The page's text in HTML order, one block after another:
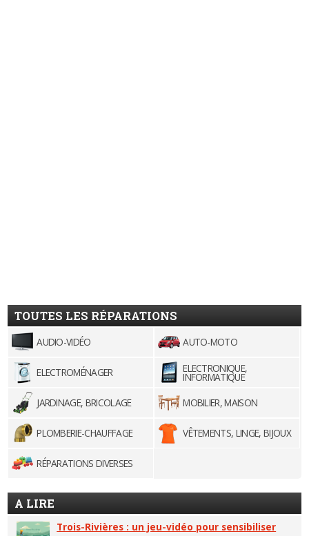
TOUTES LES RÉPARATIONS
AUDIO-VIDÉO AUTO-MOTO
ELECTROMÉNAGER ELECTRONIQUE,
INFORMATIQUE
JARDINAGE, BRICOLAGE
MOBILIER, MAISON
PLOMBERIE-CHAUFFAGE VÊTEMENTS, LINGE, BIJOUX
RÉPARATIONS DIVERSES
A LIRE
Trois-Rivières : un jeu-vidéo pour sensibiliser